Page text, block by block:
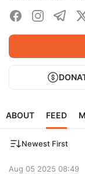
ABOUT FEED
Newest First
Aug 05 2025 08:49